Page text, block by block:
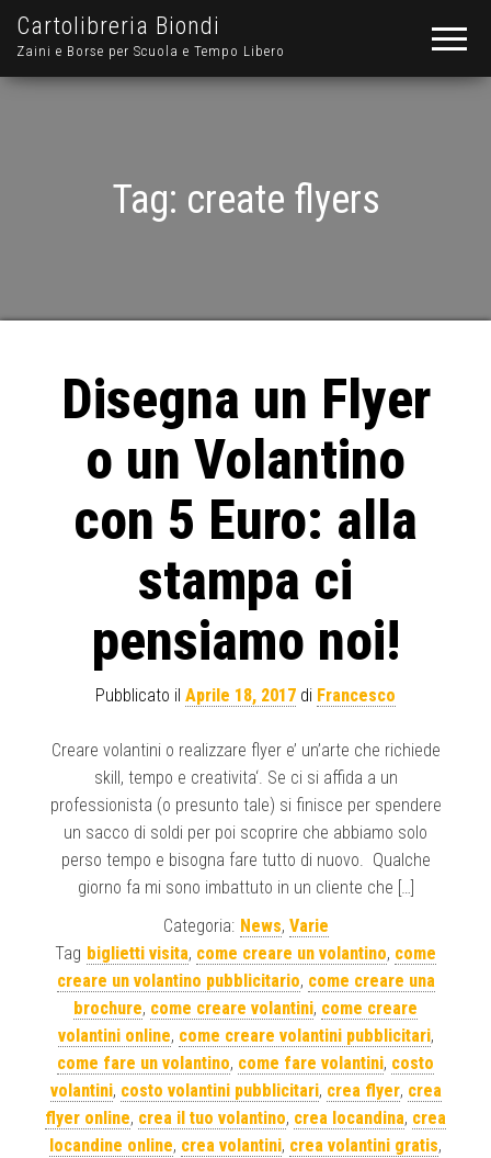
Cartolibreria Biondi
Zaini e Borse per Scuola e Tempo Libero
Tag: create flyers
Disegna un Flyer
o un Volantino
con 5 Euro: alla
stampa ci
pensiamo noi!
Pubblicato il Aprile 18, 2017 di Francesco
Creare volantini o realizzare flyer e’ un’arte che richiede
skill, tempo e creativita‘. Se ci si affida a un
professionista (o presunto tale) si finisce per spendere
un sacco di soldi per poi scoprire che abbiamo solo
perso tempo e bisogna fare tutto di nuovo. Qualche
giorno fa mi sono imbattuto in un cliente che […]
Categoria: News, Varie
Tag biglietti visita, come creare un volantino, come
creare un volantino pubblicitario, come creare una
brochure, come creare volantini, come creare
volantini online, come creare volantini pubblicitari,
come fare un volantino, come fare volantini, costo
volantini, costo volantini pubblicitari, crea flyer, crea
flyer online, crea il tuo volantino, crea locandina, crea
locandine online, crea volantini, crea volantini gratis,